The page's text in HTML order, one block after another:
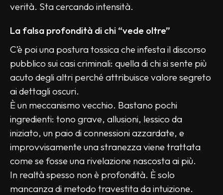
verità. Sta cercando intensità.
La falsa profondità di chi “vede oltre”
C’è poi una postura tossica che infesta il discorso
pubblico sui casi criminali: quella di chi si sente più
acuto degli altri perché attribuisce valore segreto
ai dettagli oscuri.
È un meccanismo vecchio. Bastano pochi
ingredienti: tono grave, allusioni, lessico da
iniziato, un paio di connessioni azzardate, e
improvvisamente una stranezza viene trattata
come se fosse una rivelazione nascosta ai più.
In realtà spesso non è profondità. È solo
mancanza di metodo travestita da intuizione.